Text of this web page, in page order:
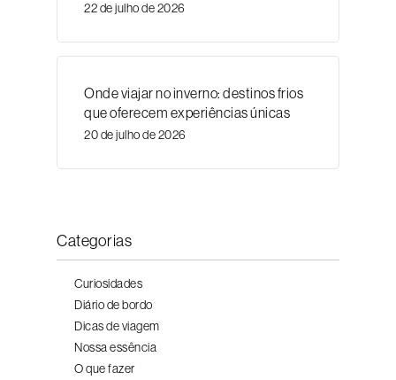
22 de julho de 2026
Onde viajar no inverno: destinos frios
que oferecem experiências únicas
20 de julho de 2026
Categorias
Curiosidades
Diário de bordo
Dicas de viagem
Nossa essência
O que fazer